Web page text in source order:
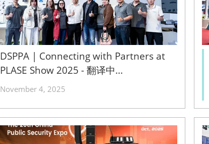
DSPPA | Connecting with Partners at
PLASE Show 2025 - 翻译中...
November 4, 2025